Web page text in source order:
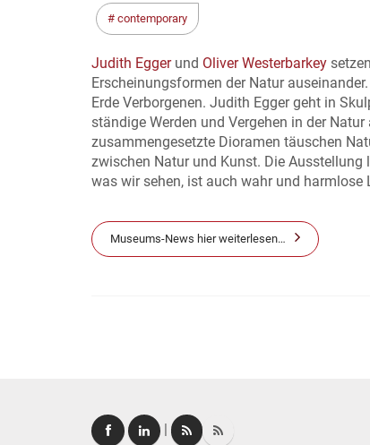
contemporary
Judith Eggerund Oliver Westerbarkey
Erscheinungsformen der Natur
Erde Verborgenen. Judith Egger geht in
ständige Werden und Vergehen in der
zusammengesetzte Dioramen täuschen
zwischen Natur und Kunst. Die
was wir sehen, ist auch wahr und
Museums-News hier weiterlesen…